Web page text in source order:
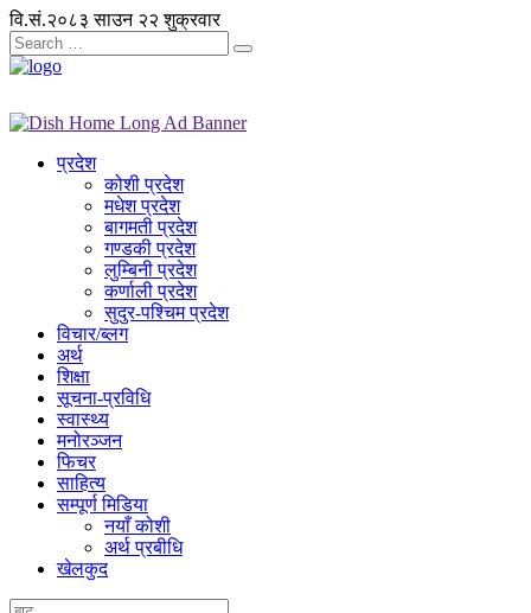
वि.सं.२०८३ साउन २२ शुक्रवार
प्रदेश
कोशी प्रदेश
मधेश प्रदेश
बागमती प्रदेश
गण्डकी प्रदेश
लुम्बिनी प्रदेश
कर्णाली प्रदेश
सुदुर-पश्चिम प्रदेश
विचार/ब्लग
अर्थ
शिक्षा
सूचना-प्रविधि
स्वास्थ्य
मनोरञ्जन
फिचर
साहित्य
सम्पूर्ण मिडिया
नयाँ कोशी
अर्थ प्रबीधि
खेलकुद